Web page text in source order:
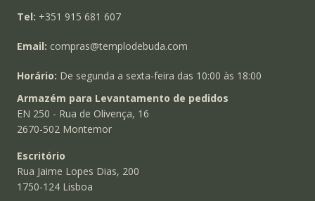
Tel: +351 915 681 607
Email: compras@templodebuda.com
Horário: De segunda a sexta-feira das 10:00 às 18:00
Armazém para Levantamento de pedidos
EN 250 - Rua de Olivença, 16
2670-502 Montemor
Escritório
Rua Jaime Lopes Dias, 200
1750-124 Lisboa